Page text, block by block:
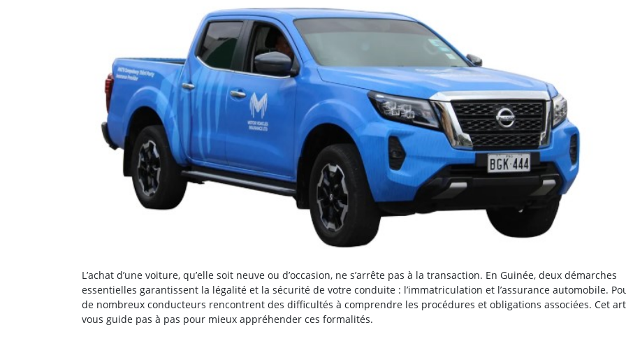
L’achat d’une voiture, qu’elle soit neuve ou d’occasion, ne s’arrête pas à la transaction. En Guinée, deux démarches
essentielles garantissent la légalité et la sécurité de votre conduite : l’immatriculation et l’assurance automobile.
de nombreux conducteurs rencontrent des difficultés à comprendre les procédures et obligations associées. Cet
vous guide pas à pas pour mieux appréhender ces formalités.